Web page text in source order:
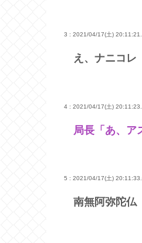
3 : 2021/04/17(土)
え、ナニコレ
4 : 2021/04/17(土)
局長「あ、ア
5 : 2021/04/17(土)
南無阿弥陀仏